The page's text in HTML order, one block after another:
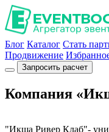
Блог Каталог Стать
Продвижение
Запросить расчет
Компания
"Икша Ривер Клаб"-